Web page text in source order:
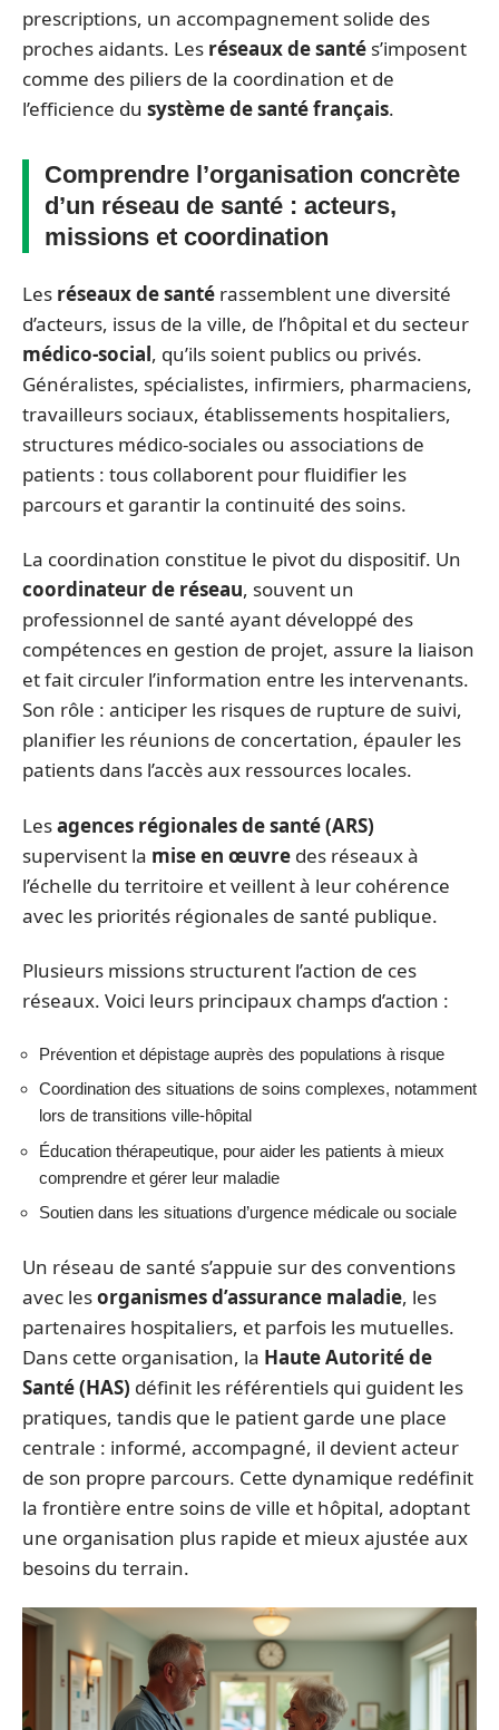
prescriptions, un accompagnement solide des
proches aidants. Les réseaux de santé s’imposent
comme des piliers de la coordination et de
l’efficience du système de santé français.
Comprendre l’organisation concrète
d’un réseau de santé : acteurs,
missions et coordination
Les réseaux de santé rassemblent une diversité
d’acteurs, issus de la ville, de l’hôpital et du secteur
médico-social, qu’ils soient publics ou privés.
Généralistes, spécialistes, infirmiers, pharmaciens,
travailleurs sociaux, établissements hospitaliers,
structures médico-sociales ou associations de
patients : tous collaborent pour fluidifier les
parcours et garantir la continuité des soins.
La coordination constitue le pivot du dispositif. Un
coordinateur de réseau, souvent un
professionnel de santé ayant développé des
compétences en gestion de projet, assure la liaison
et fait circuler l’information entre les intervenants.
Son rôle : anticiper les risques de rupture de suivi,
planifier les réunions de concertation, épauler les
patients dans l’accès aux ressources locales.
Lesagences régionales de santé (ARS)
supervisent la mise en œuvre des réseaux à
l’échelle du territoire et veillent à leur cohérence
avec les priorités régionales de santé publique.
Plusieurs missions structurent l’action de ces
réseaux. Voici leurs principaux champs d’action :
Prévention et dépistage auprès des populations à risque
Coordination des situations de soins complexes, notamment
lors de transitions ville-hôpital
Éducation thérapeutique, pour aider les patients à mieux
comprendre et gérer leur maladie
Soutien dans les situations d’urgence médicale ou sociale
Un réseau de santé s’appuie sur des conventions
avec lesorganismes d’assurance maladie, les
partenaires hospitaliers, et parfois les mutuelles.
Dans cette organisation, la Haute Autorité de
Santé (HAS) définit les référentiels qui guident les
pratiques, tandis que le patient garde une place
centrale : informé, accompagné, il devient acteur
de son propre parcours. Cette dynamique redéfinit
la frontière entre soins de ville et hôpital, adoptant
une organisation plus rapide et mieux ajustée aux
besoins du terrain.